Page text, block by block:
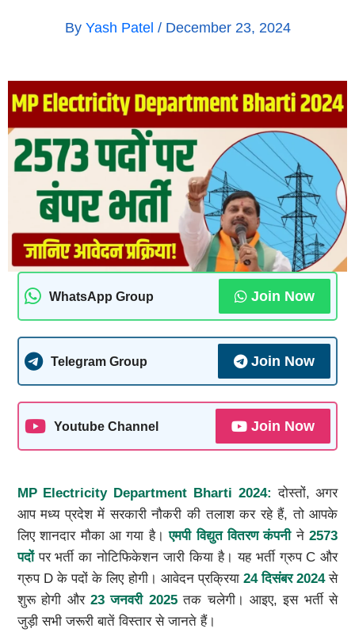
By Yash Patel / December 23, 2024
WhatsApp Group Join Now
Telegram Group Join Now
Youtube Channel Join Now
MP Electricity Department Bharti 2024:दोस्तों, अगर
आप मध्य प्रदेश में सरकारी नौकरी की तलाश कर रहे हैं, तो आपके
लिए शानदार मौका आ गया है।एमपी विद्युत वितरण कंपनीने2573
पदोंपर भर्ती का नोटिफिकेशन जारी किया है। यह भर्ती ग्रुप C और
ग्रुप D के पदों के लिए होगी। आवेदन प्रक्रिया 24दिसंबर2024से
शुरू होगी और 23जनवरी 2025तक चलेगी। आइए, इस भर्ती से
जुड़ी सभी जरूरी बातें विस्तार से जानते हैं।